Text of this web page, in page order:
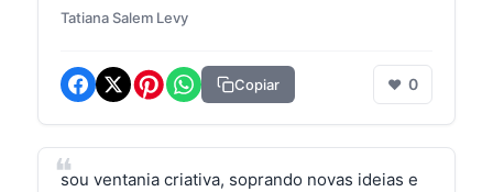
Tatiana Salem Levy
Copiar ❤ 0
sou ventania criativa, soprando novas ideias e